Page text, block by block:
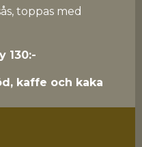
toppas med
130:-
kaffe och kaka